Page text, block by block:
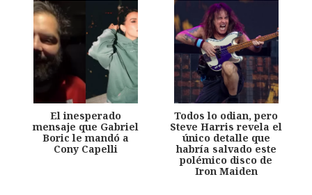
El inesperado
mensaje que Gabriel
Boric le mandó a
Cony Capelli
Todos lo odian, pero
Steve Harris revela el
único detalle que
habría salvado este
polémico disco de
Iron Maiden